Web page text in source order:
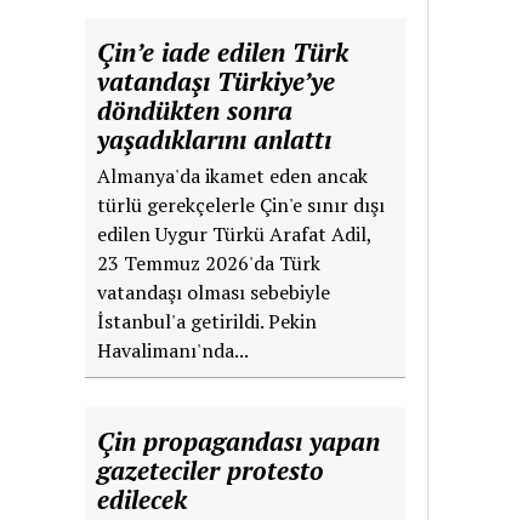
Çin’e iade edilen Türk
vatandaşı Türkiye’ye
döndükten sonra
yaşadıklarını anlattı
Almanya'da ikamet eden ancak
türlü gerekçelerle Çin'e sınır dışı
edilen Uygur Türkü Arafat Adil,
23 Temmuz 2026'da Türk
vatandaşı olması sebebiyle
İstanbul'a getirildi. Pekin
Havalimanı'nda...
Çin propagandası yapan
gazeteciler protesto
edilecek